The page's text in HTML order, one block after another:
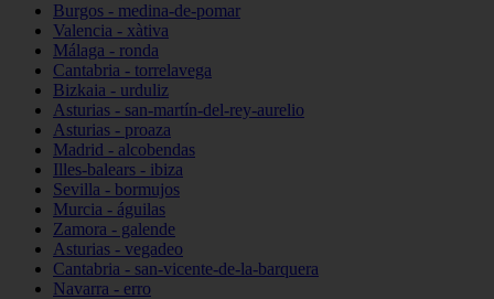
Burgos - medina-de-pomar
Valencia - xàtiva
Málaga - ronda
Cantabria - torrelavega
Bizkaia - urduliz
Asturias - san-martín-del-rey-aurelio
Asturias - proaza
Madrid - alcobendas
Illes-balears - ibiza
Sevilla - bormujos
Murcia - águilas
Zamora - galende
Asturias - vegadeo
Cantabria - san-vicente-de-la-barquera
Navarra - erro